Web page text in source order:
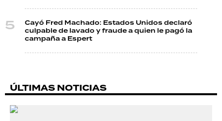
Cayó Fred Machado: Estados Unidos declaró
culpable de lavado y fraude a quien le pagó la
campaña a Espert
ÚLTIMAS NOTICIAS